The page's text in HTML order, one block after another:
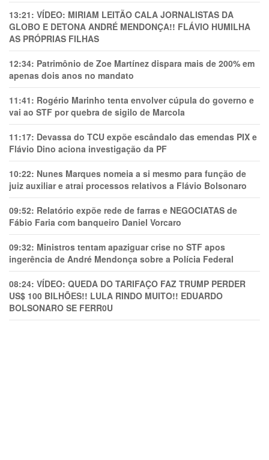
13:21: VÍDEO: MIRIAM LEITÃO CALA JORNALISTAS DA
GLOBO E DETONA ANDRÉ MENDONÇA!! FLÁVIO HUMILHA
AS PRÓPRIAS FILHAS
12:34: Patrimônio de Zoe Martínez dispara mais de 200% em
apenas dois anos no mandato
11:41: Rogério Marinho tenta envolver cúpula do governo e
vai ao STF por quebra de sigilo de Marcola
11:17: Devassa do TCU expõe escândalo das emendas PIX e
Flávio Dino aciona investigação da PF
10:22: Nunes Marques nomeia a si mesmo para função de
juiz auxiliar e atrai processos relativos a Flávio Bolsonaro
09:52: Relatório expõe rede de farras e NEGOCIATAS de
Fábio Faria com banqueiro Daniel Vorcaro
09:32: Ministros tentam apaziguar crise no STF apos
ingerência de André Mendonça sobre a Polícia Federal
08:24: VÍDEO: QUEDA DO TARIFAÇO FAZ TRUMP PERDER
US$ 100 BILHÕES!! LULA RINDO MUITO!! EDUARDO
BOLSONARO SE FERR0U